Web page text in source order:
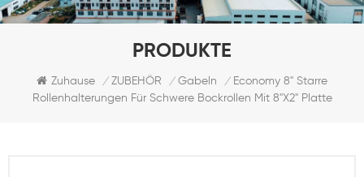
PRODUKTE
Zuhause / ZUBEHÖR / Gabeln / Economy 8" Starre
Rollenhalterungen Für Schwere Bockrollen Mit 8"x2" Platte